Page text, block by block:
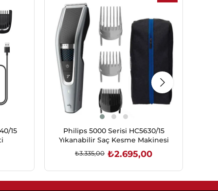
15
Philips 5000 Serisi HC5630/15
Yıkanabilir Saç Kesme Makinesi
₺2.695,00
₺3.335,00